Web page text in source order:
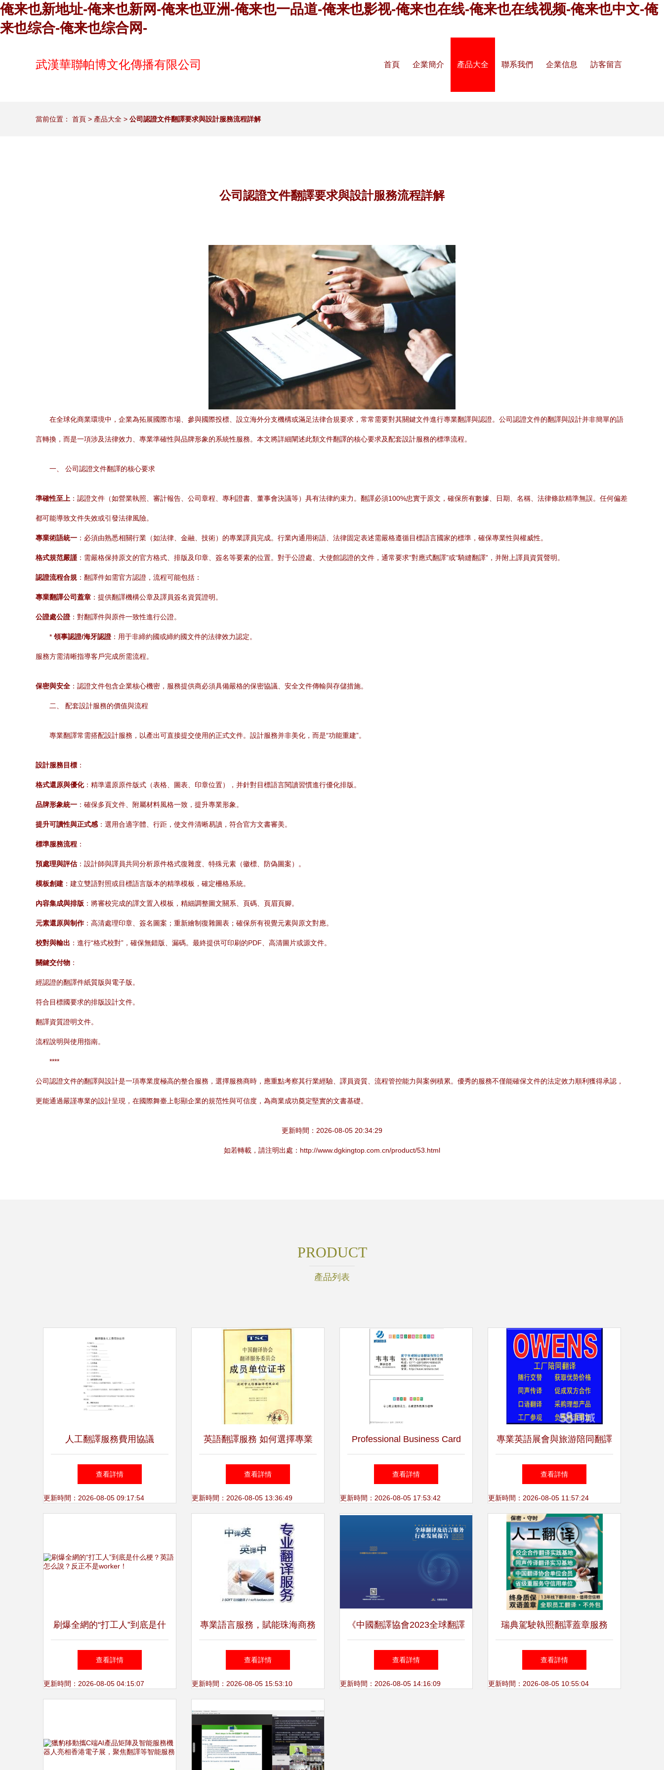
俺来也新地址-俺来也新网-俺来也亚洲-俺来也一品道-俺来也影视-俺来也在线-俺来也在线视频-俺来也中文-俺
来也综合-俺来也综合网-
武漢華聯帕博文化傳播有限公司 首頁 企業簡介 產品大全 聯系我們 企業信息 訪客留言
當前位置： 首頁 > 產品大全 > 公司認證文件翻譯要求與設計服務流程詳解
公司認證文件翻譯要求與設計服務流程詳解
在全球化商業環境中，企業為拓展國際市場、參與國際投標、設立海外分支機構或滿足法律合規要求，常常需要對其關鍵文件進行專業翻譯與認證。公司認證文件的翻譯與設計并非簡單的語
言轉換，而是一項涉及法律效力、專業準確性與品牌形象的系統性服務。本文將詳細闡述此類文件翻譯的核心要求及配套設計服務的標準流程。
一、 公司認證文件翻譯的核心要求
準確性至上 ：認證文件（如營業執照、審計報告、公司章程、專利證書、董事會決議等）具有法律約束力。翻譯必須100%忠實于原文，確保所有數據、日期、名稱、法律條款精準無誤。任何偏差
都可能導致文件失效或引發法律風險。
專業術語統一 ：必須由熟悉相關行業（如法律、金融、技術）的專業譯員完成。行業內通用術語、法律固定表述需嚴格遵循目標語言國家的標準，確保專業性與權威性。
格式規范嚴謹 ：需嚴格保持原文的官方格式、排版及印章、簽名等要素的位置。對于公證處、大使館認證的文件，通常要求“對應式翻譯”或“騎縫翻譯”，并附上譯員資質聲明。
認證流程合規 ：翻譯件如需官方認證，流程可能包括：
專業翻譯公司蓋章 ：提供翻譯機構公章及譯員簽名資質證明。
公證處公證：對翻譯件與原件一致性進行公證。
* 領事認證/海牙認證：用于非締約國或締約國文件的法律效力認定。
服務方需清晰指導客戶完成所需流程。
保密與安全 ：認證文件包含企業核心機密，服務提供商必須具備嚴格的保密協議、安全文件傳輸與存儲措施。
二、 配套設計服務的價值與流程
專業翻譯常需搭配設計服務，以產出可直接提交使用的正式文件。設計服務并非美化，而是“功能重建”。
設計服務目標 ：
格式還原與優化：精準還原原件版式（表格、圖表、印章位置），并針對目標語言閱讀習慣進行優化排版。
品牌形象統一 ：確保多頁文件、附屬材料風格一致，提升專業形象。
提升可讀性與正式感 ：選用合適字體、行距，使文件清晰易讀，符合官方文書審美。
標準服務流程 ：
預處理與評估：設計師與譯員共同分析原件格式復雜度、特殊元素（徽標、防偽圖案）。
模板創建 ：建立雙語對照或目標語言版本的精準模板，確定柵格系統。
內容集成與排版 ：將審校完成的譯文置入模板，精細調整圖文關系、頁碼、頁眉頁腳。
元素還原與制作：高清處理印章、簽名圖案；重新繪制復雜圖表；確保所有視覺元素與原文對應。
校對與輸出 ：進行“格式校對”，確保無錯版、漏碼。最終提供可印刷的PDF、高清圖片或源文件。
關鍵交付物 ：
經認證的翻譯件紙質版與電子版。
符合目標國要求的排版設計文件。
翻譯資質證明文件。
流程說明與使用指南。
****
公司認證文件的翻譯與設計是一項專業度極高的整合服務，選擇服務商時，應重點考察其行業經驗、譯員資質、流程管控能力與案例積累。優秀的服務不僅能確保文件的法定效力順利獲得承認，
更能通過嚴謹專業的設計呈現，在國際舞臺上彰顯企業的規范性與可信度，為商業成功奠定堅實的文書基礎。
更新時間：2026-08-05 20:34:29
如若轉載，請注明出處：http://www.dgkingtop.com.cn/product/53.html
PRODUCT
產品列表
人工翻譯服務費用協議
查看詳情
更新時間：2026-08-05 09:17:54
英語翻譯服務 如何選擇專業
供應商并獲取理想報價
查看詳情
更新時間：2026-08-05 13:36:49
Professional Business Card
Templates for English
Translators: Editable and
Downloadable on Chuangkit
查看詳情
更新時間：2026-08-05 17:53:42
專業英語展會與旅游陪同翻譯
服務，助力寶安福永國際化溝
通
查看詳情
更新時間：2026-08-05 11:57:24
刷爆全網的“打工人”到底是什
么梗？英語怎么說？反正不是
worker！
查看詳情
更新時間：2026-08-05 04:15:07
專業語言服務，賦能珠海商務
與文化交流
查看詳情
更新時間：2026-08-05 15:53:10
《中國翻譯協會2023全球翻譯
及語言服務行業發展報告》深
度解讀 翻譯服務的變局與新
查看詳情
更新時間：2026-08-05 14:16:09
瑞典駕駛執照翻譯蓋章服務
專業、準確、官方認可
查看詳情
更新時間：2026-08-05 10:55:04